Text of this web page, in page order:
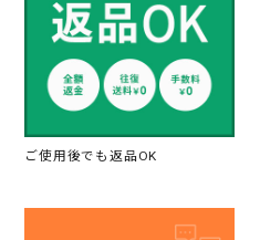
ご使用後でも返品OK